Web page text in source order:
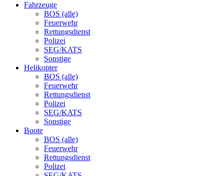
Fahrzeuge
BOS (alle)
Feuerwehr
Rettungsdienst
Polizei
SEG/KATS
Sonstige
Helikopter
BOS (alle)
Feuerwehr
Rettungsdienst
Polizei
SEG/KATS
Sonstige
Boote
BOS (alle)
Feuerwehr
Rettungsdienst
Polizei